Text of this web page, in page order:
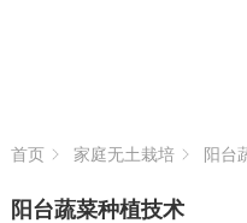
首页 家庭无土栽培 阳台
阳台蔬菜种植技术